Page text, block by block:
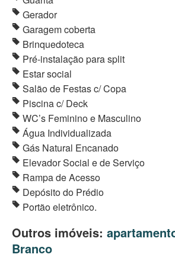
Gerador
Garagem coberta
Brinquedoteca
Pré-instalação para split
Estar social
Salão de Festas c/ Copa
Piscina c/ Deck
WC’s Feminino e Masculino
Água Individualizada
Gás Natural Encanado
Elevador Social e de Serviço
Rampa de Acesso
Depósito do Prédio
Portão eletrônico.
Outros imóveis:
Branco